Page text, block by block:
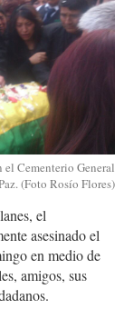
Cementerio General
(Foto Rosío Flores)
el
asesinado el
en medio de
amigos, sus